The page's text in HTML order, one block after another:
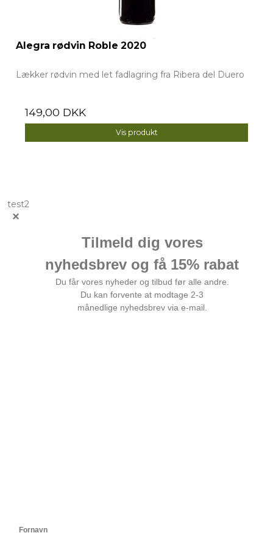
Alegra rødvin Roble 2020
Lækker rødvin med let fadlagring fra Ribera del Duero
149,00 DKK
Vis produkt
test2